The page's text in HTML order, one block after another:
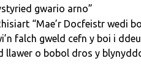
gwario arno”
“Mae’r Docfeistr wedi
falch gweld cefn y boi i
llawer o bobol dros y